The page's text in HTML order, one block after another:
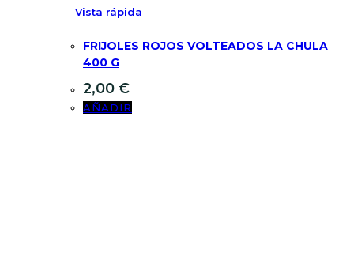
Vista rápida
FRIJOLES ROJOS VOLTEADOS LA CHULA
400 G
2,00 €
AÑADIR